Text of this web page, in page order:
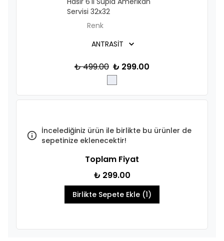
Servisi 32x32
Renk
₺ 499.00 ₺ 299.00
İncelediğiniz ürün ile birlikte bu ürünler de
sepetinize eklenecektir!
Toplam Fiyat
₺ 299.00
Birlikte Sepete Ekle (1)